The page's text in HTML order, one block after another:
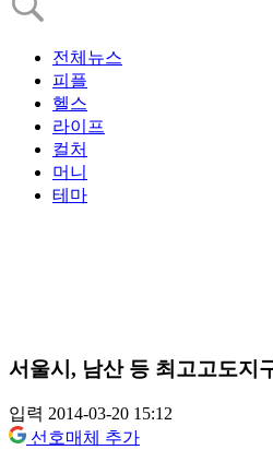
전체뉴스
피플
헬스
라이프
컬처
머니
테마
서울시, 남산 등 최고고도지
입력 2014-03-20 15:12
선호매체 추가